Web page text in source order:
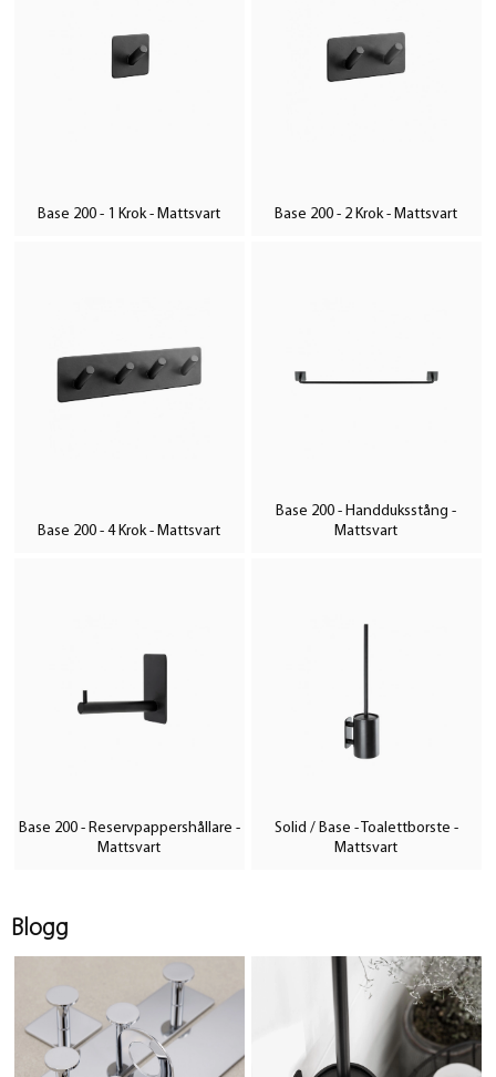
Base 200 - 1 Krok - Mattsvart Base 200 - 2 Krok - Mattsvart
Base 200 - 4 Krok - Mattsvart
Base 200 - Handduksstång -
Mattsvart
Base 200 - Reservpappershållare -
Mattsvart
Solid / Base - Toalettborste -
Mattsvart
Blogg